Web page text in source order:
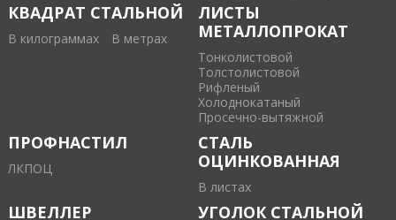
КВАДРАТ СТАЛЬНОЙ
В килограммах В метрах
ЛИСТЫ
МЕТАЛЛОПРОКАТ
Тонколистовой
Толстолистовой
Рифленый
Холоднокатаный
Проcечно-вытяжной
ПРОФНАСТИЛ
ЛКПОЦ
СТАЛЬ
ОЦИНКОВАННАЯ
В листах
ШВЕЛЛЕР УГОЛОК СТАЛЬНОЙ